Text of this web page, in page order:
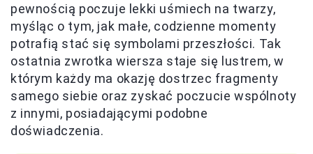
pewnością poczuje lekki uśmiech na twarzy,
myśląc o tym, jak małe, codzienne momenty
potrafią stać się symbolami przeszłości. Tak
ostatnia zwrotka wiersza staje się lustrem, w
którym każdy ma okazję dostrzec fragmenty
samego siebie oraz zyskać poczucie wspólnoty
z innymi, posiadającymi podobne
doświadczenia.